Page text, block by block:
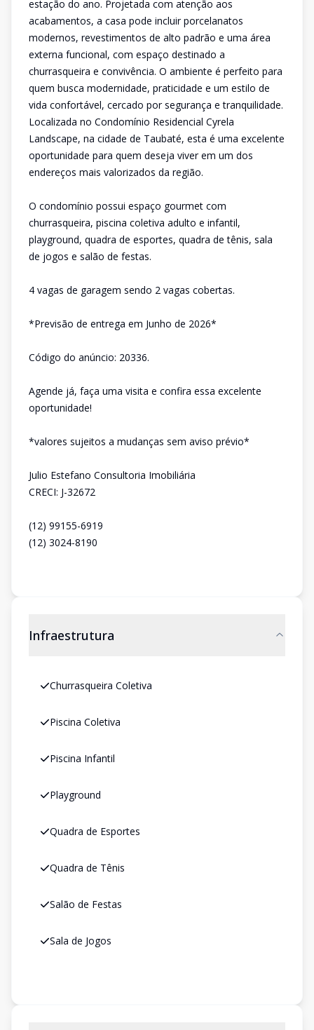
estação do ano. Projetada com atenção aos
acabamentos, a casa pode incluir porcelanatos
modernos, revestimentos de alto padrão e uma área
externa funcional, com espaço destinado a
churrasqueira e convivência. O ambiente é perfeito para
quem busca modernidade, praticidade e um estilo de
vida confortável, cercado por segurança e tranquilidade.
Localizada no Condomínio Residencial Cyrela
Landscape, na cidade de Taubaté, esta é uma excelente
oportunidade para quem deseja viver em um dos
endereços mais valorizados da região.
O condomínio possui espaço gourmet com
churrasqueira, piscina coletiva adulto e infantil,
playground, quadra de esportes, quadra de tênis, sala
de jogos e salão de festas.
4 vagas de garagem sendo 2 vagas cobertas.
*Previsão de entrega em Junho de 2026*
Código do anúncio: 20336.
Agende já, faça uma visita e confira essa excelente
oportunidade!
*valores sujeitos a mudanças sem aviso prévio*
Julio Estefano Consultoria Imobiliária
CRECI: J-32672
(12) 99155-6919
(12) 3024-8190
Infraestrutura
Churrasqueira Coletiva
Piscina Coletiva
Piscina Infantil
Playground
Quadra de Esportes
Quadra de Tênis
Salão de Festas
Sala de Jogos